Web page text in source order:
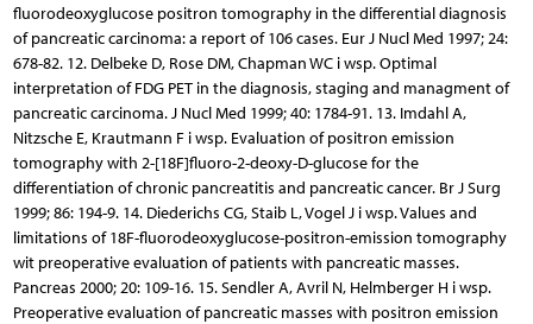
fluorodeoxyglucose positron tomography in the differential diagnosis
of pancreatic carcinoma: a report of 106 cases. Eur J Nucl Med 1997; 24:
678-82. 12. Delbeke D, Rose DM, Chapman WC i wsp. Optimal
interpretation of FDG PET in the diagnosis, staging and managment of
pancreatic carcinoma. J Nucl Med 1999; 40: 1784-91. 13. Imdahl A,
Nitzsche E, Krautmann F i wsp. Evaluation of positron emission
tomography with 2-[18F]fluoro-2-deoxy-D-glucose for the
differentiation of chronic pancreatitis and pancreatic cancer. Br J Surg
1999; 86: 194-9. 14. Diederichs CG, Staib L, Vogel J i wsp. Values and
limitations of 18F-fluorodeoxyglucose-positron-emission tomography
wit preoperative evaluation of patients with pancreatic masses.
Pancreas 2000; 20: 109-16. 15. Sendler A, Avril N, Helmberger H i wsp.
Preoperative evaluation of pancreatic masses with positron emission